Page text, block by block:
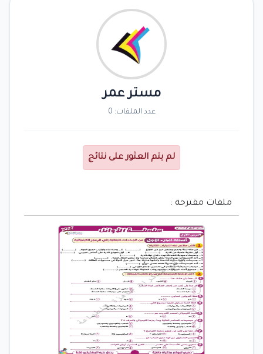
مستر عمر
عدد الملفات: 0
لم يتم العثور على نتائج
ملفات مقترحة :